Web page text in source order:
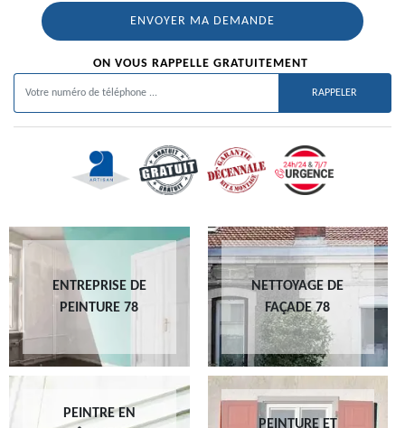
ON VOUS RAPPELLE GRATUITEMENT
ENTREPRISE DE
PEINTURE 78
NETTOYAGE DE
FAÇADE 78
PEINTRE EN
PEINTURE ET